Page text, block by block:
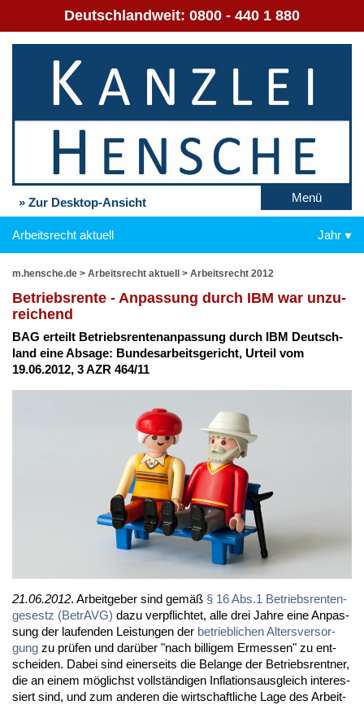
Deutschlandweit: 0800 - 440 1 880
» Zur Desktop-Ansicht Menü
Arbeitsrecht aktuell Jahr
m.hensche.de > Arbeitsrecht aktuell > Arbeitsrecht 2012
Be­triebs­ren­te - An­pas­sung durch IBM war un­zu­
rei­chend
BAG er­teilt Be­triebs­ren­ten­an­pas­sung durch IBM Deutsch­
land ei­ne Ab­sa­ge: Bun­des­ar­beits­ge­richt, Ur­teil vom
19.06.2012, 3 AZR 464/11
21.06.2012. Ar­beit­ge­ber sind ge­mäß § 16 Abs.1 Be­triebs­ren­ten­
ge­sestz (Be­trAVG) da­zu ver­pflich­tet, al­le drei Jah­re ei­ne An­pas­
sung der lau­fen­den Leis­tun­gen der be­trieb­li­chen Al­ters­ver­sor­
gung zu prü­fen und dar­über "nach bil­li­gem Er­mes­sen" zu ent­
schei­den. Da­bei sind ei­ner­seits die Be­lan­ge der Be­triebs­rent­ner,
die an ei­nem mög­lichst voll­stän­di­gen In­fla­ti­ons­aus­gleich in­ter­es­
siert sind, und zum an­de­ren die wirt­schaft­li­che La­ge des Ar­beit­